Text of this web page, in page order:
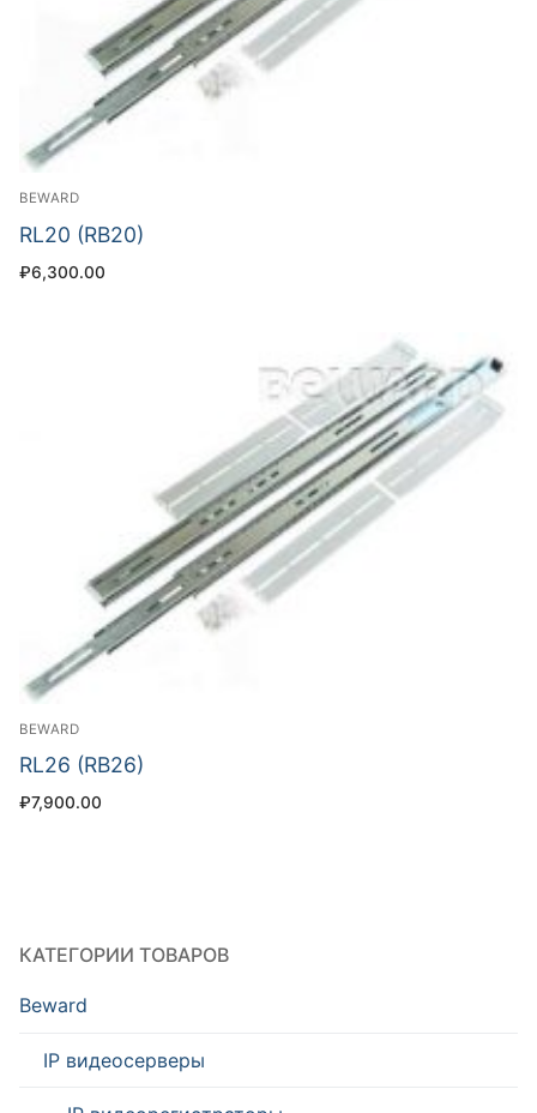
BEWARD
RL20 (RB20)
₽6,300.00
BEWARD
RL26 (RB26)
₽7,900.00
КАТЕГОРИИ ТОВАРОВ
Beward
IP видеосерверы